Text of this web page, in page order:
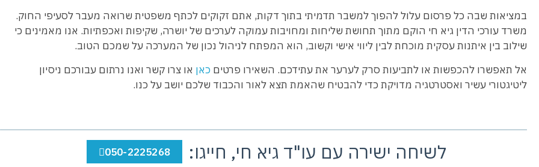
במציאות שבה כל פרסום עלול להפוך למשבר תדמיתי בתוך דקות, אתם זקוקים לכתף משפטית שרואה מעבר לסעיפי החוק.
משרד עורכי הדין גיא חי הוקם מתוך תחושת שליחות ומחויבות עמוקה לערכים של יושרה, שקיפות ואכפתיות. אנו מאמינים כי
שילוב בין איתנות עסקית מוכחת לבין ליווי אישי וקשוב, הוא המפתח לניהול נכון של המערכה על שמכם הטוב.
אל תאפשרו להכפשות או לתביעות סרק לערער את עתידכם. השאירו פרטים כאן או צרו קשר ואנו נרתום עבורכם ניסיון
ליטיגטורי עשיר ואסטרטגיה מדויקת כדי להבטיח שהאמת תצא לאור והכבוד שלכם יושב על כנו.
לשיחה ישירה עם עו"ד גיא חי, חייגו: 050-2225268